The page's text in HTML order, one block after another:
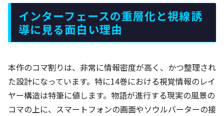
インターフェースの重層化と視線誘
導に見る面白い理由
本作のコマ割りは、非常に情報密度が高く、かつ整理され
た設計になっています。特に14巻における視覚情報のレイ
ヤー構造は特筆に値します。物語が進行する現実の風景の
コマの上に、スマートフォンの画面やソウルバーターの接